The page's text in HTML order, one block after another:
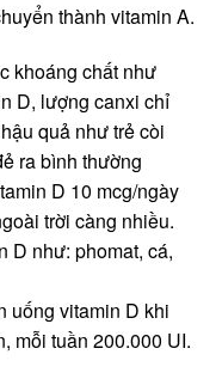
thành vitamin A.
khoáng chất như
D, lượng canxi chỉ
quả như trẻ còi
ra bình thường
D 10 mcg/ngày
trời càng nhiều.
D như: phomat, cá,
uống vitamin D khi
mỗi tuần 200.000 UI.